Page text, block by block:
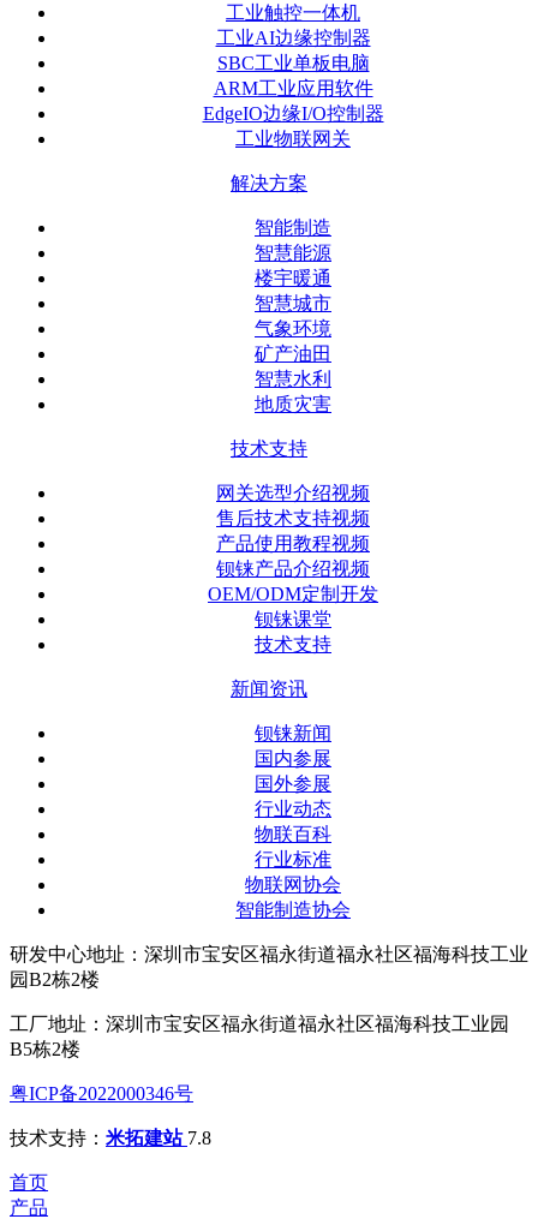
工业触控一体机
工业AI边缘控制器
SBC工业单板电脑
ARM工业应用软件
EdgeIO边缘I/O控制器
工业物联网关
解决方案
智能制造
智慧能源
楼宇暖通
智慧城市
气象环境
矿产油田
智慧水利
地质灾害
技术支持
网关选型介绍视频
售后技术支持视频
产品使用教程视频
钡铼产品介绍视频
OEM/ODM定制开发
钡铼课堂
技术支持
新闻资讯
钡铼新闻
国内参展
国外参展
行业动态
物联百科
行业标准
物联网协会
智能制造协会
研发中心地址：深圳市宝安区福永街道福永社区福海科技工业
园B2栋2楼
工厂地址：深圳市宝安区福永街道福永社区福海科技工业园
B5栋2楼
粤ICP备2022000346号
技术支持： 米拓建站 7.8
首页
产品